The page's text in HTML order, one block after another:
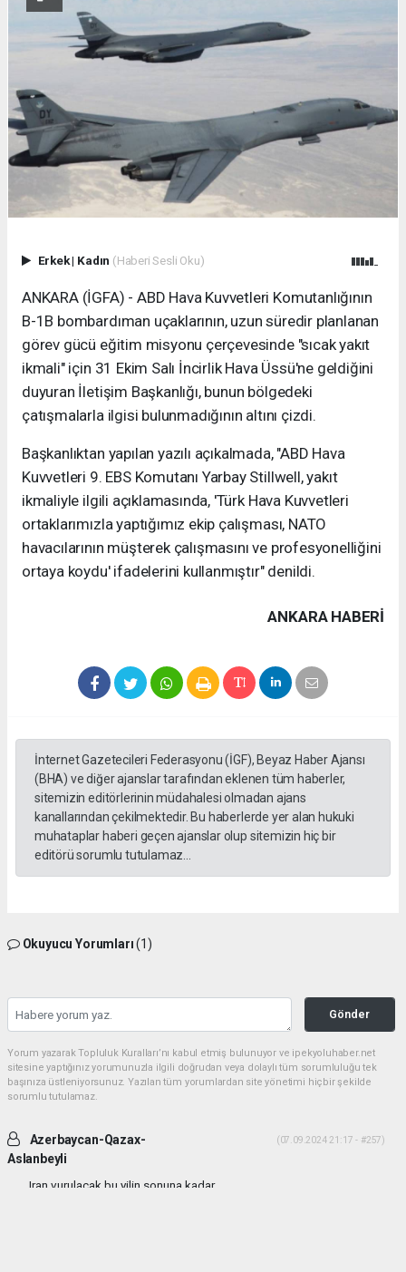
Erkek| Kadın (Haberi Sesli Oku)
ANKARA (İGFA) - ABD Hava Kuvvetleri Komutanlığının
B-1B bombardıman uçaklarının, uzun süredir planlanan
görev gücü eğitim misyonu çerçevesinde "sıcak yakıt
ikmali" için 31 Ekim Salı İncirlik Hava Üssü'ne geldiğini
duyuran İletişim Başkanlığı, bunun bölgedeki
çatışmalarla ilgisi bulunmadığının altını çizdi.
Başkanlıktan yapılan yazılı açıkalmada, "ABD Hava
Kuvvetleri 9. EBS Komutanı Yarbay Stillwell, yakıt
ikmaliyle ilgili açıklamasında, 'Türk Hava Kuvvetleri
ortaklarımızla yaptığımız ekip çalışması, NATO
havacılarının müşterek çalışmasını ve profesyonelliğini
ortaya koydu' ifadelerini kullanmıştır" denildi.
ANKARA HABERİ
İnternet Gazetecileri Federasyonu (İGF), Beyaz Haber Ajansı
(BHA) ve diğer ajanslar tarafından eklenen tüm haberler,
sitemizin editörlerinin müdahalesi olmadan ajans
kanallarından çekilmektedir. Bu haberlerde yer alan hukuki
muhataplar haberi geçen ajanslar olup sitemizin hiç bir
editörü sorumlu tutulamaz...
Okuyucu Yorumları(1)
Gönder
Yorum yazarak Topluluk Kuralları’nı kabul etmiş bulunuyor ve ipekyoluhaber.net
sitesine yaptığınız yorumunuzla ilgili doğrudan veya dolaylı tüm sorumluluğu tek
başınıza üstleniyorsunuz. Yazılan tüm yorumlardan site yönetimi hiçbir şekilde
sorumlu tutulamaz.
Azerbaycan-Qazax-
Aslanbeyli
(07.09.2024 21:17 - #257)
Iran vurulacak bu yilin sonuna kadar...